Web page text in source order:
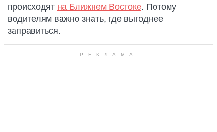
происходят на Ближнем Востоке. Потому
водителям важно знать, где выгоднее
заправиться.